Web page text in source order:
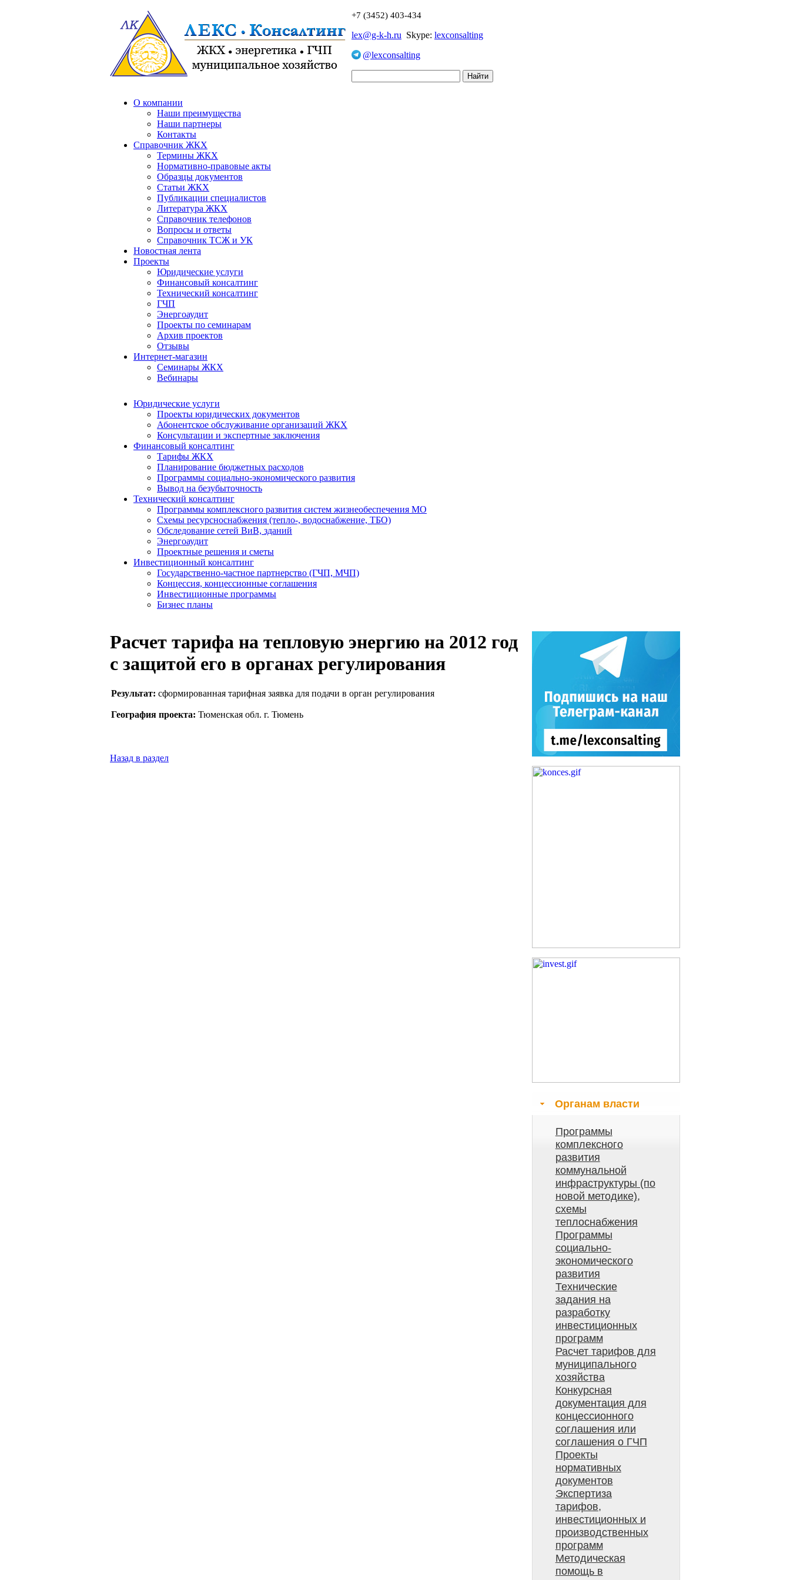
+7 (3452) 403-434
lex@g-k-h.ru Skype: lexconsalting
@lexconsalting
О компании
Наши преимущества
Наши партнеры
Контакты
Справочник ЖКХ
Термины ЖКХ
Нормативно-правовые акты
Образцы документов
Статьи ЖКХ
Публикации специалистов
Литература ЖКХ
Справочник телефонов
Вопросы и ответы
Справочник ТСЖ и УК
Новостная лента
Проекты
Юридические услуги
Финансовый консалтинг
Технический консалтинг
ГЧП
Энергоаудит
Проекты по семинарам
Архив проектов
Отзывы
Интернет-магазин
Семинары ЖКХ
Вебинары
Юридические услуги
Проекты юридических документов
Абонентское обслуживание организаций ЖКХ
Консультации и экспертные заключения
Финансовый консалтинг
Тарифы ЖКХ
Планирование бюджетных расходов
Программы социально-экономического развития
Вывод на безубыточность
Технический консалтинг
Программы комплексного развития систем жизнеобеспечения МО
Схемы ресурсноснабжения (тепло-, водоснабжение, ТБО)
Обследование сетей ВиВ, зданий
Энергоаудит
Проектные решения и сметы
Инвестиционный консалтинг
Государственно-частное партнерство (ГЧП, МЧП)
Концессия, концессионные соглашения
Инвестиционные программы
Бизнес планы
Расчет тарифа на тепловую энергию на 2012 год
с защитой его в органах регулирования
Результат: сформированная тарифная заявка для подачи в орган регулирования
География проекта: Тюменская обл. г. Тюмень
Назад в раздел
Органам власти
Программы
комплексного
развития
коммунальной
инфраструктуры (по
новой методике),
схемы
теплоснабжения
Программы
социально-
экономического
развития
Технические
задания на
разработку
инвестиционных
программ
Расчет тарифов для
муниципального
хозяйства
Конкурсная
документация для
концессионного
соглашения или
соглашения о ГЧП
Проекты
нормативных
документов
Экспертиза
тарифов,
инвестиционных и
производственных
программ
Методическая
помощь в